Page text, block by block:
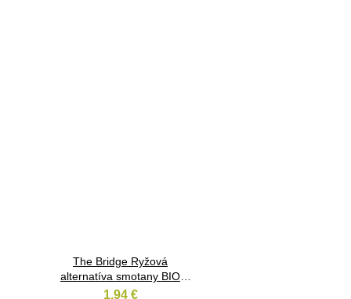
The Bridge Ryžová
alternatíva smotany BIO
200ml
1,94 €